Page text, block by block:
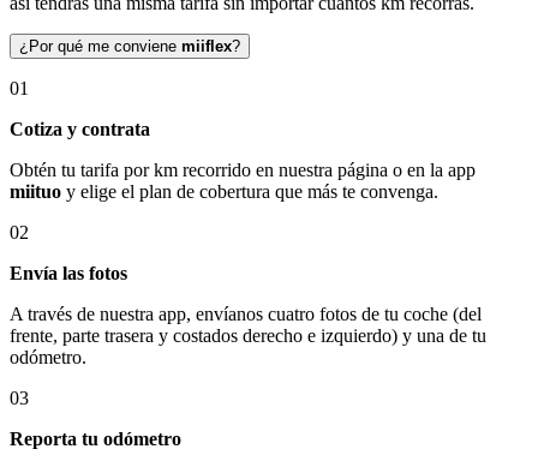
¿Por qué me conviene miiflex?
01
Cotiza y contrata
Obtén tu tarifa por km recorrido en nuestra página o en la app
miituo y elige el plan de cobertura que más te convenga.
02
Envía las fotos
A través de nuestra app, envíanos cuatro fotos de tu coche (del
frente, parte trasera y costados derecho e izquierdo) y una de tu
odómetro.
03
Reporta tu odómetro